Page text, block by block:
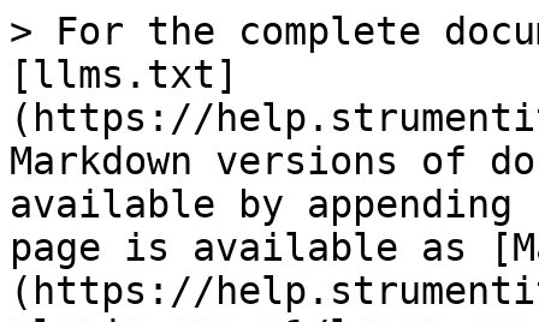
> For the complete
[llms.txt]
(https://
Markdown versions of
available by
page is available as
(https://